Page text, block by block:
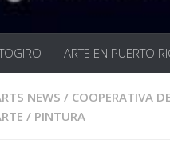
ARTE EN PUERTO
NEWS / COOPERATIVA
/ PINTURA